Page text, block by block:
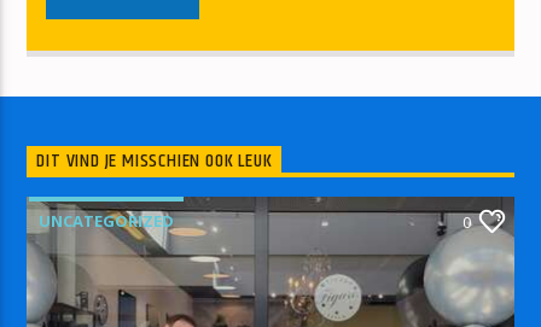
DIT VIND JE MISSCHIEN OOK LEUK
UNCATEGORIZED 0